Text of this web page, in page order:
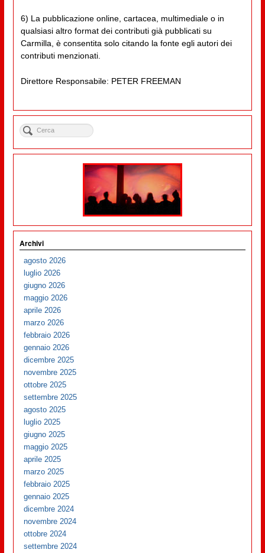
6) La pubblicazione online, cartacea, multimediale o in
qualsiasi altro format dei contributi già pubblicati su
Carmilla, è consentita solo citando la fonte egli autori dei
contributi menzionati.
Direttore Responsabile: PETER FREEMAN
Archivi
agosto 2026
luglio 2026
giugno 2026
maggio 2026
aprile 2026
marzo 2026
febbraio 2026
gennaio 2026
dicembre 2025
novembre 2025
ottobre 2025
settembre 2025
agosto 2025
luglio 2025
giugno 2025
maggio 2025
aprile 2025
marzo 2025
febbraio 2025
gennaio 2025
dicembre 2024
novembre 2024
ottobre 2024
settembre 2024